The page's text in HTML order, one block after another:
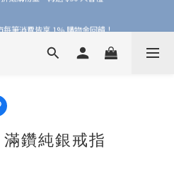
抵購物金，再送 $50 入會禮
鑽純銀戒指